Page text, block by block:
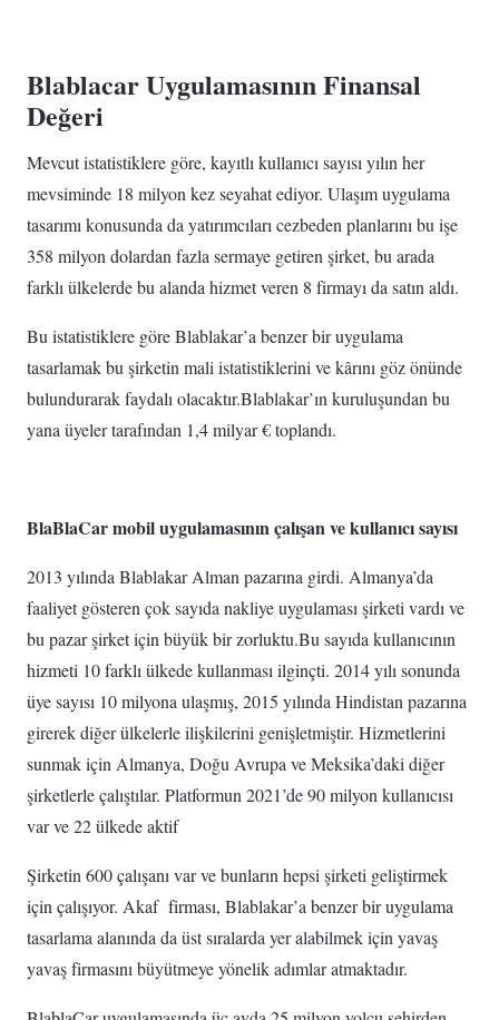
Blablacar Uygulamasının Finansal
Değeri
Mevcut istatistiklere göre, kayıtlı kullanıcı sayısı yılın her
mevsiminde 18 milyon kez seyahat ediyor. Ulaşım uygulama
tasarımı konusunda da yatırımcıları cezbeden planlarını bu işe
358 milyon dolardan fazla sermaye getiren şirket, bu arada
farklı ülkelerde bu alanda hizmet veren 8 firmayı da satın aldı.
Bu istatistiklere göre Blablakar’a benzer bir uygulama
tasarlamak bu şirketin mali istatistiklerini ve kârını göz önünde
bulundurarak faydalı olacaktır.Blablakar’ın kuruluşundan bu
yana üyeler tarafından 1,4 milyar € toplandı.
BlaBlaCar mobil uygulamasının çalışan ve kullanıcı sayısı
2013 yılında Blablakar Alman pazarına girdi. Almanya’da
faaliyet gösteren çok sayıda nakliye uygulaması şirketi vardı ve
bu pazar şirket için büyük bir zorluktu.Bu sayıda kullanıcının
hizmeti 10 farklı ülkede kullanması ilginçti. 2014 yılı sonunda
üye sayısı 10 milyona ulaşmış, 2015 yılında Hindistan pazarına
girerek diğer ülkelerle ilişkilerini genişletmiştir. Hizmetlerini
sunmak için Almanya, Doğu Avrupa ve Meksika’daki diğer
şirketlerle çalıştılar. Platformun 2021’de 90 milyon kullanıcısı
var ve 22 ülkede aktif
Şirketin 600 çalışanı var ve bunların hepsi şirketi geliştirmek
için çalışıyor. Akaf firması, Blablakar’a benzer bir uygulama
tasarlama alanında da üst sıralarda yer alabilmek için yavaş
yavaş firmasını büyütmeye yönelik adımlar atmaktadır.